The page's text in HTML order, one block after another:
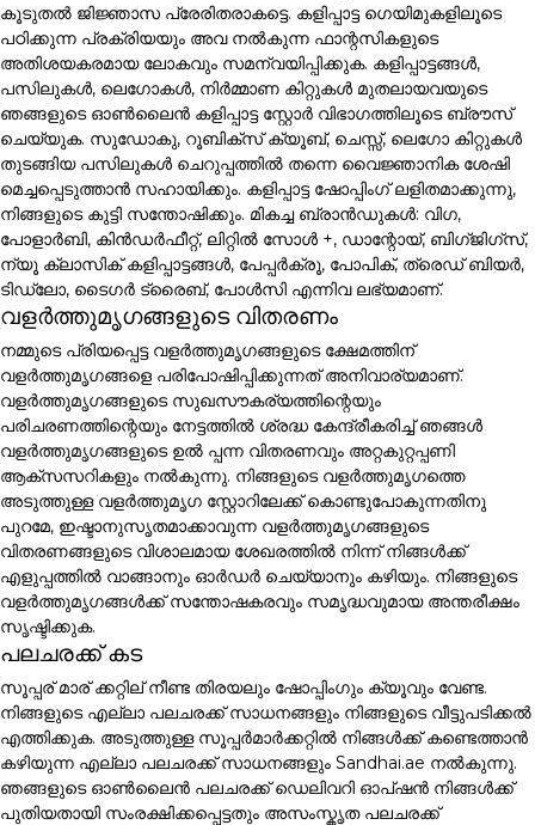
കൂടുതൽ ജിജ്ഞാസ പ്രേരിതരാകട്ടെ. കളിപ്പാട്ട ഗെയിമുകളിലൂടെ
പഠിക്കുന്ന പ്രക്രിയയും അവ നൽകുന്ന ഫാന്റസികളുടെ
അതിശയകരമായ ലോകവും സമന്വയിപ്പിക്കുക. കളിപ്പാട്ടങ്ങൾ,
പസിലുകൾ, ലെഗോകൾ, നിർമ്മാണ കിറ്റുകൾ മുതലായവയുടെ
ഞങ്ങളുടെ ഓൺലൈൻ കളിപ്പാട്ട സ്റ്റോർ വിഭാഗത്തിലൂടെ ബ്രൗസ്
ചെയ്യുക. സുഡോകു, റൂബിക്സ് ക്യൂബ്, ചെസ്സ്, ലെഗോ കിറ്റുകൾ
തുടങ്ങിയ പസിലുകൾ ചെറുപ്പത്തിൽ തന്നെ വൈജ്ഞാനിക ശേഷി
മെച്ചപ്പെടുത്താൻ സഹായിക്കും. കളിപ്പാട്ട ഷോപ്പിംഗ് ലളിതമാക്കുന്നു,
നിങ്ങളുടെ കുട്ടി സന്തോഷിക്കും. മികച്ച ബ്രാൻഡുകൾ: വിഗ,
പോളാർബി, കിൻഡർഫീറ്റ്, ലിറ്റിൽ സോൾ +, ഡാന്റോയ്, ബിഗ്ജിഗ്സ്,
ന്യൂ ക്ലാസിക് കളിപ്പാട്ടങ്ങൾ, പേപ്പർക്രൂ, പോപിക്, ത്രെഡ് ബിയർ,
ടിഡ്ലോ, ടൈഗർ ട്രൈബ്, പോൾസി എന്നിവ ലഭ്യമാണ്.
വളർത്തുമൃഗങ്ങളുടെ വിതരണം
നമ്മുടെ പ്രിയപ്പെട്ട വളർത്തുമൃഗങ്ങളുടെ ക്ഷേമത്തിന്
വളർത്തുമൃഗങ്ങളെ പരിപോഷിപ്പിക്കുന്നത് അനിവാര്യമാണ്.
വളർത്തുമൃഗങ്ങളുടെ സുഖസൗകര്യത്തിന്റെയും
പരിചരണത്തിന്റെയും നേട്ടത്തിൽ ശ്രദ്ധ കേന്ദ്രീകരിച്ച് ഞങ്ങൾ
വളർത്തുമൃഗങ്ങളുടെ ഉൽ പ്പന്ന വിതരണവും അറ്റകുറ്റപ്പണി
ആക്സസറികളും നൽകുന്നു. നിങ്ങളുടെ വളർത്തുമൃഗത്തെ
അടുത്തുള്ള വളർത്തുമൃഗ സ്റ്റോറിലേക്ക് കൊണ്ടുപോകുന്നതിനു
പുറമേ, ഇഷ്ടാനുസൃതമാക്കാവുന്ന വളർത്തുമൃഗങ്ങളുടെ
വിതരണങ്ങളുടെ വിശാലമായ ശേഖരത്തിൽ നിന്ന് നിങ്ങൾക്ക്
എളുപ്പത്തിൽ വാങ്ങാനും ഓർഡർ ചെയ്യാനും കഴിയും. നിങ്ങളുടെ
വളർത്തുമൃഗങ്ങൾക്ക് സന്തോഷകരവും സമൃദ്ധവുമായ അന്തരീക്ഷം
സൃഷ്ടിക്കുക.
പലചരക്ക് കട
സൂപ്പര് മാര് ക്കറ്റില് നീണ്ട തിരയലും ഷോപ്പിംഗും ക്യൂവും വേണ്ട.
നിങ്ങളുടെ എല്ലാ പലചരക്ക് സാധനങ്ങളും നിങ്ങളുടെ വീട്ടുപടിക്കൽ
എത്തിക്കുക. അടുത്തുള്ള സൂപ്പർമാർക്കറ്റിൽ നിങ്ങൾക്ക് കണ്ടെത്താൻ
കഴിയുന്ന എല്ലാ പലചരക്ക് സാധനങ്ങളും Sandhai.ae നൽകുന്നു.
ഞങ്ങളുടെ ഓൺലൈൻ പലചരക്ക് ഡെലിവറി ഓപ്ഷൻ നിങ്ങൾക്ക്
പുതിയതായി സംരക്ഷിക്കപ്പെട്ടതും അസംസ്കൃത പലചരക്ക്